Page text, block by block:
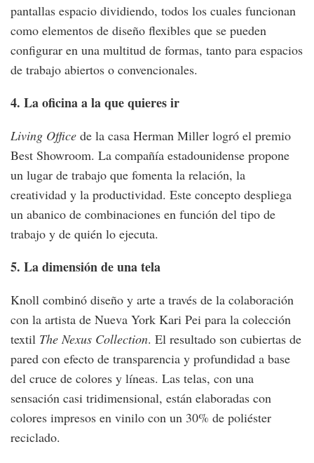
pantallas espacio dividiendo, todos los cuales funcionan
como elementos de diseño flexibles que se pueden
configurar en una multitud de formas, tanto para espacios
de trabajo abiertos o convencionales.
4. La oficina a la que quieres ir
Living Office de la casa Herman Miller logró el premio
Best Showroom. La compañía estadounidense propone
un lugar de trabajo que fomenta la relación, la
creatividad y la productividad. Este concepto despliega
un abanico de combinaciones en función del tipo de
trabajo y de quién lo ejecuta.
5. La dimensión de una tela
Knoll combinó diseño y arte a través de la colaboración
con la artista de Nueva York Kari Pei para la colección
textil The Nexus Collection. El resultado son cubiertas de
pared con efecto de transparencia y profundidad a base
del cruce de colores y líneas. Las telas, con una
sensación casi tridimensional, están elaboradas con
colores impresos en vinilo con un 30% de poliéster
reciclado.